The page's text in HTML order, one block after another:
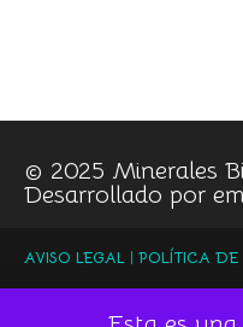
© 2025 Minerales
Desarrollado por
AVISO LEGAL |POLÍTICA